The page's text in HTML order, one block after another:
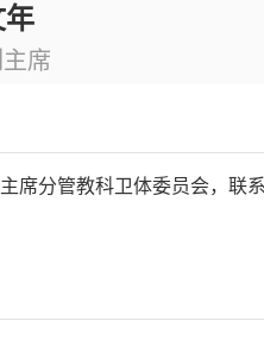
年
席
席分管教科卫体委员会，联